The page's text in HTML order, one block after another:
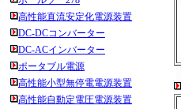
高性能直流安定化電源装置
DC-DCコンバーター
DC-ACインバーター
ポータブル電源
高性能小型無停電電源装置
高性能自動定電圧電源装置